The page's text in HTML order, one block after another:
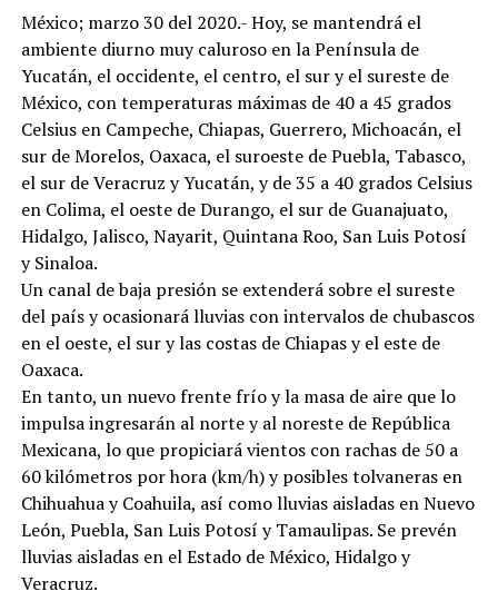
México; marzo 30 del 2020.- Hoy, se mantendrá el
ambiente diurno muy caluroso en la Península de
Yucatán, el occidente, el centro, el sur y el sureste de
México, con temperaturas máximas de 40 a 45 grados
Celsius en Campeche, Chiapas, Guerrero, Michoacán, el
sur de Morelos, Oaxaca, el suroeste de Puebla, Tabasco,
el sur de Veracruz y Yucatán, y de 35 a 40 grados Celsius
en Colima, el oeste de Durango, el sur de Guanajuato,
Hidalgo, Jalisco, Nayarit, Quintana Roo, San Luis Potosí
y Sinaloa.
Un canal de baja presión se extenderá sobre el sureste
del país y ocasionará lluvias con intervalos de chubascos
en el oeste, el sur y las costas de Chiapas y el este de
Oaxaca.
En tanto, un nuevo frente frío y la masa de aire que lo
impulsa ingresarán al norte y al noreste de República
Mexicana, lo que propiciará vientos con rachas de 50 a
60 kilómetros por hora (km/h) y posibles tolvaneras en
Chihuahua y Coahuila, así como lluvias aisladas en Nuevo
León, Puebla, San Luis Potosí y Tamaulipas. Se prevén
lluvias aisladas en el Estado de México, Hidalgo y
Veracruz.